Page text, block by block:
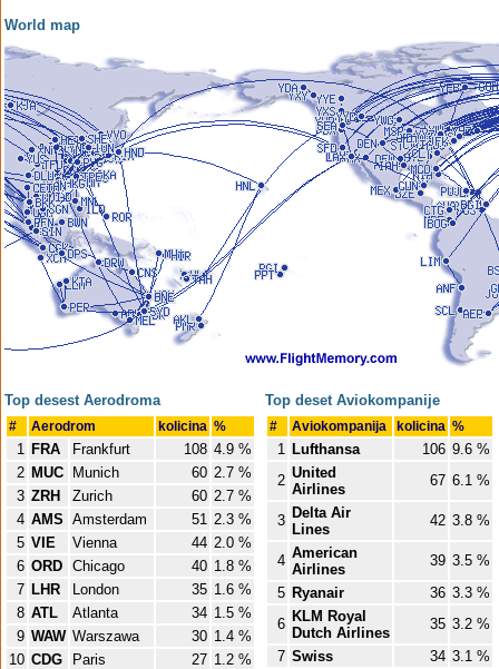
World map
Top desest Aerodroma
# Aerodrom kolicina %
1 FRA Frankfurt 108 4.9 %
2 MUC Munich 60 2.7 %
3 ZRH Zurich 60 2.7 %
4 AMS Amsterdam 51 2.3 %
5 VIE Vienna 44 2.0 %
6 ORD Chicago 40 1.8 %
7 LHR London 35 1.6 %
8 ATL Atlanta 34 1.5 %
9 WAW Warszawa 30 1.4 %
10 CDG Paris 27 1.2 %
Top deset Aviokompanije
# Aviokompanija kolicina %
1 Lufthansa 106 9.6 %
2 United
Airlines
67 6.1 %
3 Delta Air
Lines
42 3.8 %
4 American
Airlines
39 3.5 %
5 Ryanair 36 3.3 %
6 KLM Royal
Dutch Airlines
35 3.2 %
7 Swiss 34 3.1 %